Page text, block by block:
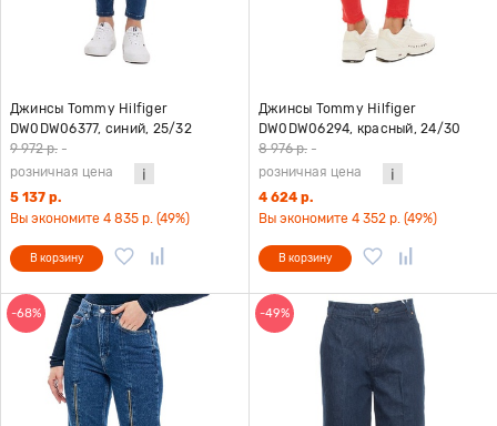
Джинсы Tommy Hilfiger
DW0DW06377, синий, 25/32
9 972 р. -
розничная цена
5 137 р.
Вы экономите 4 835 р. (49%)
В корзину
Джинсы Tommy Hilfiger
DW0DW06294, красный, 24/30
8 976 р. -
розничная цена
4 624 р.
Вы экономите 4 352 р. (49%)
В корзину
-68% -49%